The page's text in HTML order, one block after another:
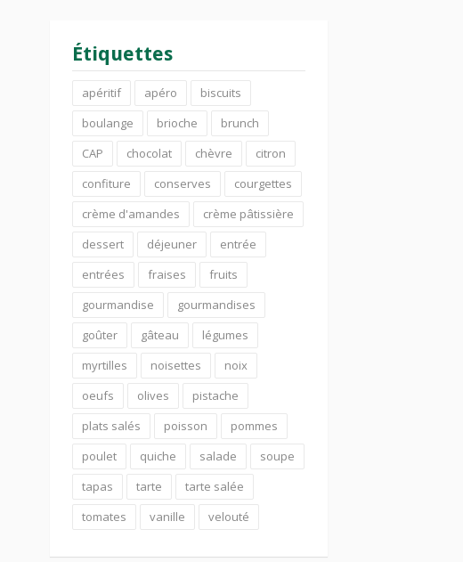
Étiquettes
apéritif apéro
biscuits
boulange
brioche
brunch
CAP
chocolat chèvre
citron
confiture
conserves
courgettes
crème d'amandes
crème pâtissière
dessert
déjeuner
entrée
entrées
fraises
fruits
gourmandise
gourmandises
goûter
gâteau
légumes
myrtilles
noisettes
noix
oeufs
olives
pistache
plats salés
poisson
pommes
poulet
quiche salade
soupe
tapas
tarte
tarte salée
tomates
vanille velouté